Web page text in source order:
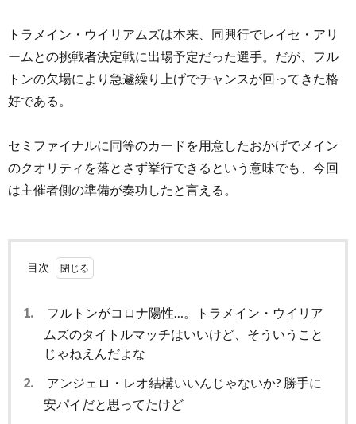
トラメイン・ウイリアムズは本来、同興行でレイセ・アリ
ームとの挑戦者決定戦に出場予定だった選手。だが、フル
トンの欠場により急遽繰り上げでチャンスが回ってきた格
好である。
セミファイナルに同等のカードを用意したおかげでメイン
のクオリティを落とさず挙行できるという意味でも、今回
は主催者側の準備が奏功したと言える。
目次
1.
フルトンがコロナ陽性…。トラメイン・ウイリア
ムズのタイトルマッチはいいけど、そういうこと
じゃねえんだよな
2.
アンジェロ・レオ結構いいんじゃないか? 勝手に
安パイだと思ってたけど